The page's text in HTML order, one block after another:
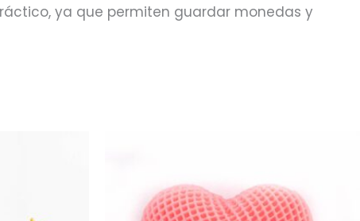
ya que permiten guardar monedas y